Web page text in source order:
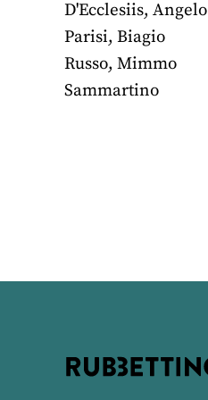
D'Ecclesiis, Angelo
Parisi, Biagio
Russo, Mimmo
Sammartino